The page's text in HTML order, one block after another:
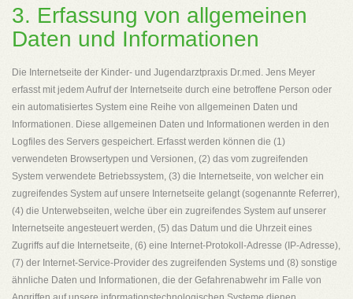
3. Erfassung von allgemeinen
Daten und Informationen
Die Internetseite der Kinder- und Jugendarztpraxis Dr.med. Jens Meyer
erfasst mit jedem Aufruf der Internetseite durch eine betroffene Person oder
ein automatisiertes System eine Reihe von allgemeinen Daten und
Informationen. Diese allgemeinen Daten und Informationen werden in den
Logfiles des Servers gespeichert. Erfasst werden können die (1)
verwendeten Browsertypen und Versionen, (2) das vom zugreifenden
System verwendete Betriebssystem, (3) die Internetseite, von welcher ein
zugreifendes System auf unsere Internetseite gelangt (sogenannte Referrer),
(4) die Unterwebseiten, welche über ein zugreifendes System auf unserer
Internetseite angesteuert werden, (5) das Datum und die Uhrzeit eines
Zugriffs auf die Internetseite, (6) eine Internet-Protokoll-Adresse (IP-Adresse),
(7) der Internet-Service-Provider des zugreifenden Systems und (8) sonstige
ähnliche Daten und Informationen, die der Gefahrenabwehr im Falle von